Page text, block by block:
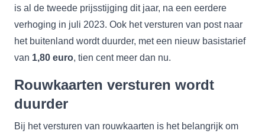
is al de tweede prijsstijging dit jaar, na een eerdere
verhoging in juli 2023. Ook het versturen van post naar
het buitenland wordt duurder, met een nieuw basistarief
van 1,80 euro, tien cent meer dan nu.
Rouwkaarten versturen wordt
duurder
Bij het versturen van rouwkaarten is het belangrijk om